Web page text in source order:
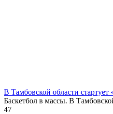
В Тамбовской области
Баскетбол в массы. В
47